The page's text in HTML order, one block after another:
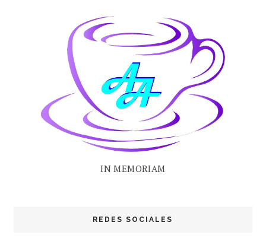
IN MEMORIAM
REDES SOCIALES